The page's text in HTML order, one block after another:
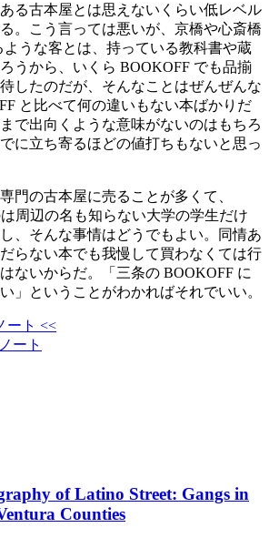
る古本屋とは思えないくらい低レベル
。こう言っては悪いが、京橋や心斎橋
ような客とは、持っている教科書や蔵
うから、いくら BOOKOFF でも品揃
したのだが、そんなことはぜんぜんな
と比べて何の違いもない本ばかりだ
で出向くような意味がないのはもちろ
に立ち寄るほどの値打ちもないと思っ
門の古本屋に売ることが多くて、
周辺の名も知らない大学の学生だけ
、そんな事情はどうでもよい。同情あ
らない本でも我慢して買わなくては行
ないからだ。「三条の BOOKOFF に
」ということがわかればそれでいい。
ート <<
ート
of Latino Street: Gangs in
Counties